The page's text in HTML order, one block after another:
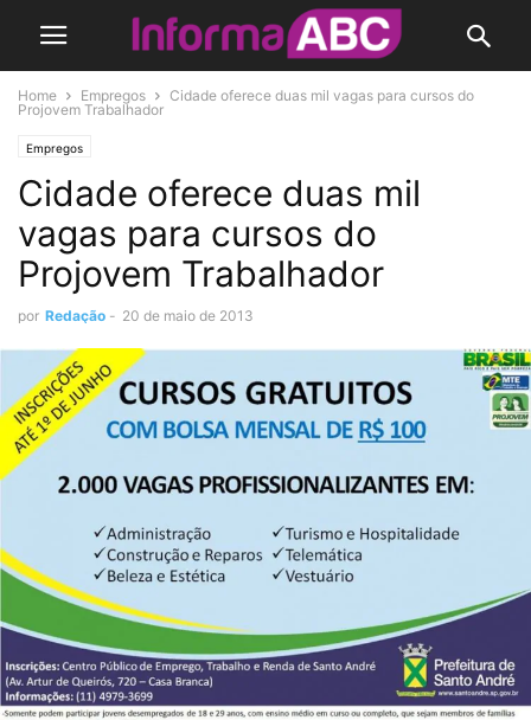
Home Empregos
Cidade oferece duas mil vagas para cursos do
Projovem Trabalhador
Empregos
Cidade oferece duas mil
vagas para cursos do
Projovem Trabalhador
por Redação - 20 de maio de 2013